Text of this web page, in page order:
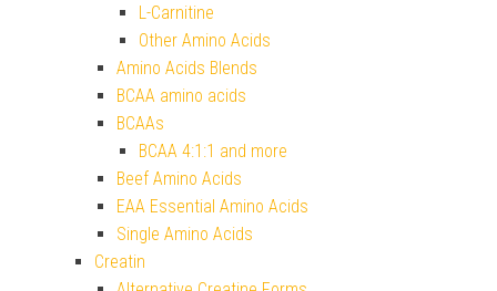
L-Carnitine
Other Amino Acids
Amino Acids Blends
BCAA amino acids
BCAAs
BCAA 4:1:1 and more
Beef Amino Acids
EAA Essential Amino Acids
Single Amino Acids
Creatin